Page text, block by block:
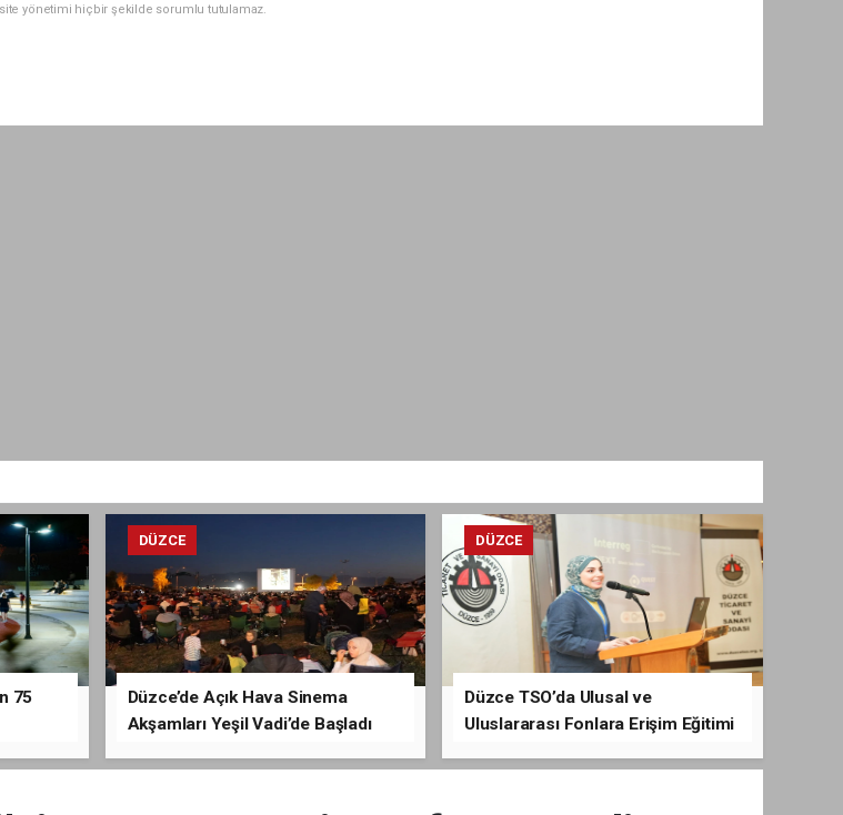
yönetimi hiçbir şekilde sorumlu tutulamaz.
75
DÜZCE
Düzce’de Açık Hava Sinema
Akşamları Yeşil Vadi’de Başladı
DÜZCE
Düzce TSO’da Ulusal ve
Uluslararası Fonlara Erişim Eğitimi